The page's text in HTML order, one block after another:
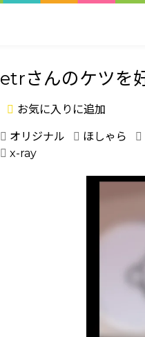
etrさんのケツを
お気に入りに追加
オリジナル ほしゃら
x-ray